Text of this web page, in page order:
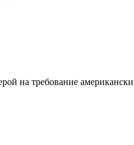
на требование